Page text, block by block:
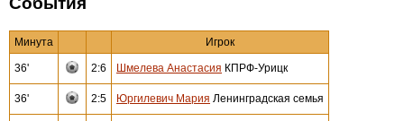
Минута Игрок
36' 2:6 Шмелева Анастасия КПРФ-Урицк
36' 2:5 Юргилевич Мария Ленинградская семья